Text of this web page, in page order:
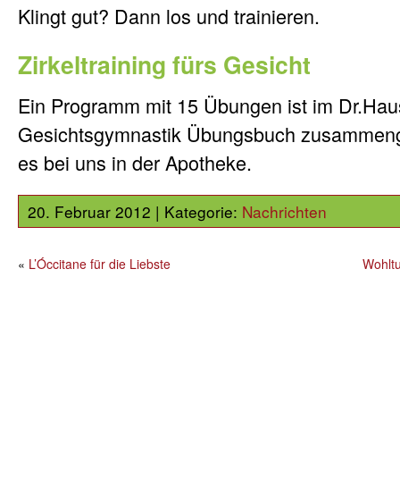
Klingt gut? Dann los und trainieren.
Zirkeltraining fürs Gesicht
Ein Programm mit 15 Übungen ist im
Gesichtsgymnastik Übungsbuch
es bei uns in der Apotheke.
20. Februar 2012 | Kategorie: Nachrichten
« L’Óccitane für die Liebste